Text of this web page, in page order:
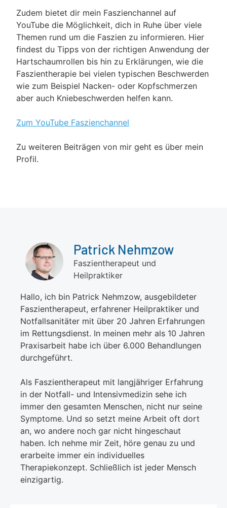
Zudem bietet dir mein Faszienchannel auf
YouTube die Möglichkeit, dich in Ruhe über viele
Themen rund um die Faszien zu informieren. Hier
findest du Tipps von der richtigen Anwendung der
Hartschaumrollen bis hin zu Erklärungen, wie die
Faszientherapie bei vielen typischen Beschwerden
wie zum Beispiel Nacken- oder Kopfschmerzen
aber auch Kniebeschwerden helfen kann.
Zum YouTube Faszienchannel
Zu weiteren Beiträgen von mir geht es über mein
Profil.
Patrick Nehmzow
Faszientherapeut und
Heilpraktiker
Hallo, ich bin Patrick Nehmzow, ausgebildeter
Faszientherapeut, erfahrener Heilpraktiker und
Notfallsanitäter mit über 20 Jahren Erfahrungen
im Rettungsdienst. In meinen mehr als 10 Jahren
Praxisarbeit habe ich über 6.000 Behandlungen
durchgeführt.
Als Faszientherapeut mit langjähriger Erfahrung
in der Notfall- und Intensivmedizin sehe ich
immer den gesamten Menschen, nicht nur seine
Symptome. Und so setzt meine Arbeit oft dort
an, wo andere noch gar nicht hingeschaut
haben. Ich nehme mir Zeit, höre genau zu und
erarbeite immer ein individuelles
Therapiekonzept. Schließlich ist jeder Mensch
einzigartig.